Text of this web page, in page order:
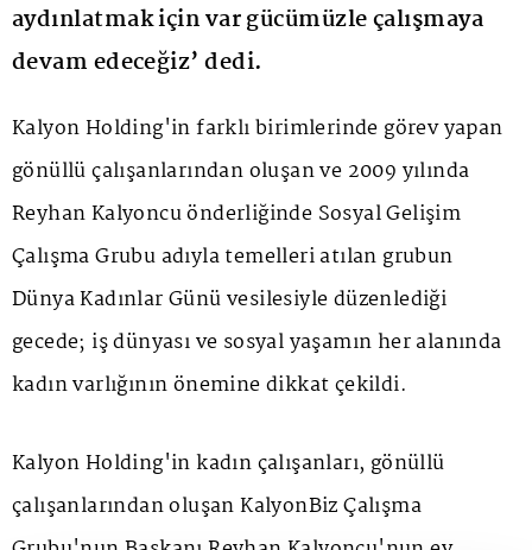
aydınlatmak için var gücümüzle çalışmaya
devam edeceğiz’ dedi.
Kalyon Holding'in farklı birimlerinde görev yapan
gönüllü çalışanlarından oluşan ve 2009 yılında
Reyhan Kalyoncu önderliğinde Sosyal Gelişim
Çalışma Grubu adıyla temelleri atılan grubun
Dünya Kadınlar Günü vesilesiyle düzenlediği
gecede; iş dünyası ve sosyal yaşamın her alanında
kadın varlığının önemine dikkat çekildi.
Kalyon Holding'in kadın çalışanları, gönüllü
çalışanlarından oluşan KalyonBiz Çalışma